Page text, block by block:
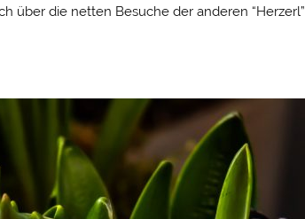
über die netten Besuche der anderen “Herzerl”